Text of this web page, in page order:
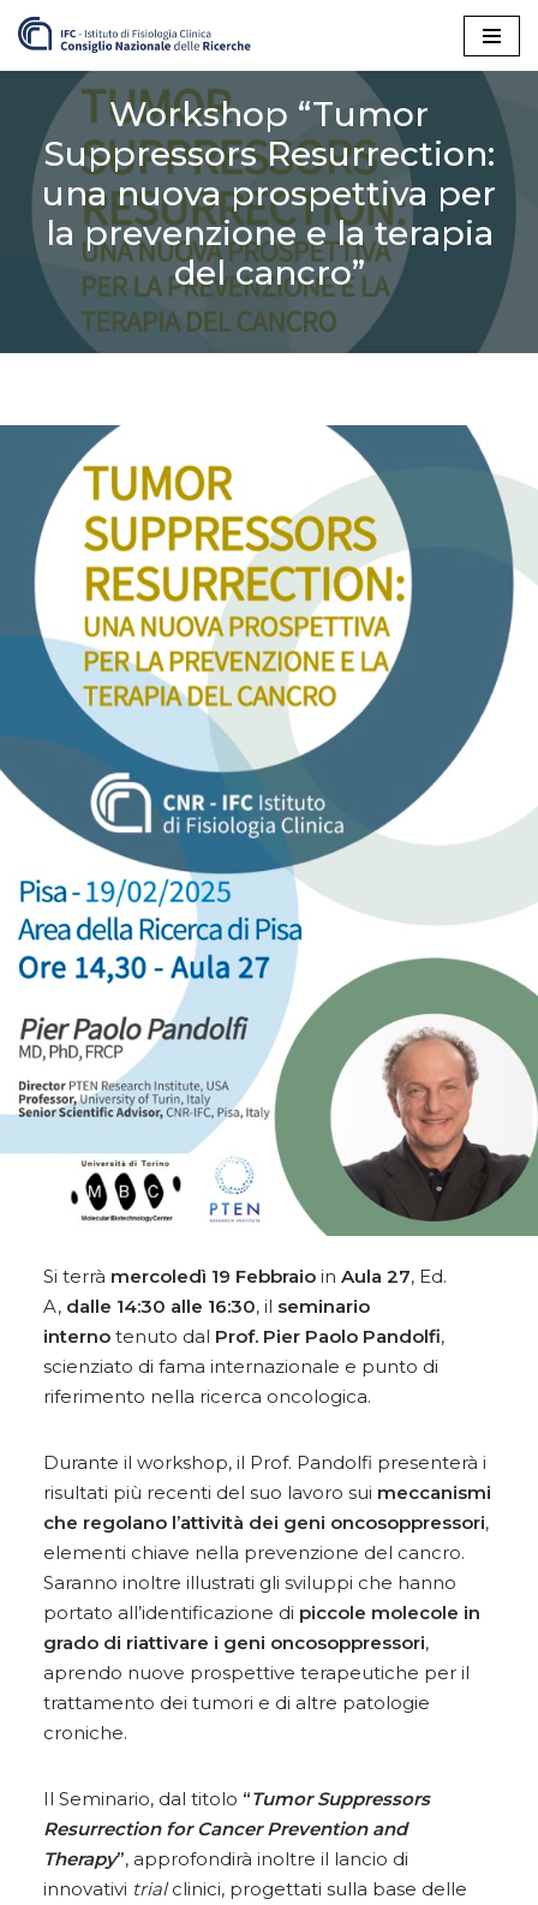
Vai
contenutoWorkshop “Tumor
Suppressors Resurrection:
una nuova prospettiva per
la prevenzione e la terapia
del cancro”
Si terrà mercoledì 19 Febbraioin Aula 27, Ed.
A, dalle 14:30 alle 16:30, il seminario
internotenuto dal Prof. Pier Paolo Pandolfi,
scienziato di fama internazionale e punto di
riferimento nella ricerca oncologica.
Durante il workshop, il Prof. Pandolfi presenterà i
risultati più recenti del suo lavoro sui meccanismi
che regolano l’attività dei geni oncosoppressori,
elementi chiave nella prevenzione del cancro.
Saranno inoltre illustrati gli sviluppi che hanno
portato all’identificazione di piccole molecole in
grado di riattivare i geni oncosoppressori,
aprendo nuove prospettive terapeutiche per il
trattamento dei tumori e di altre patologie
croniche.
Il Seminario, dal titolo “Tumor Suppressors
Resurrection for Cancer Prevention and
Therapy”, approfondirà inoltre il lancio di
innovativi trialclinici, progettati sulla base delle